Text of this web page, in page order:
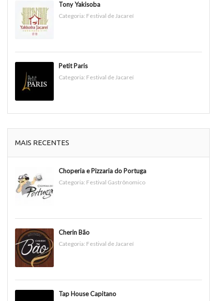
Tony Yakisoba
Categoria: Festival de Jacareí
Petit Paris
Categoria: Festival de Jacareí
MAIS RECENTES
Choperia e Pizzaria do Portuga
Categoria: Festival Gastrônomico
Cherin Bão
Categoria: Festival de Jacareí
Tap House Capitano